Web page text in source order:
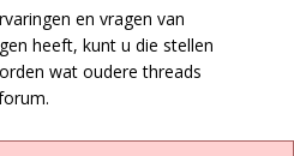
en vragen van
heeft, kunt u die stellen
wat oudere threads